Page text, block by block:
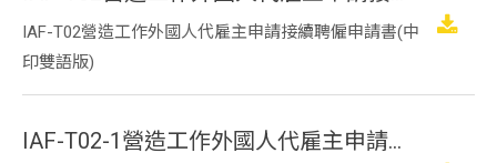
IAF-T02營造工作外國人代雇主申請接續聘僱申請書(中
印雙語版)
IAF-T02-1營造工作外國人代雇主申請期滿轉換申請書(中印雙語版)